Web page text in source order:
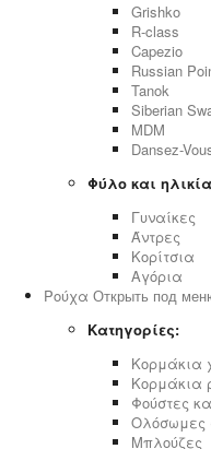
Grishko
R-class
Capezio
Russian
Tanok
Siberian
MDM
Dansez-
Φύλο και
Γυναίκες
Άντρες
Κορίτσια
Αγόρια
Ρούχα Открыть под
Κατηγορίες:
Κορμάκια
Κορμάκια
Φούστες
Ολόσωμες
Μπλούζες